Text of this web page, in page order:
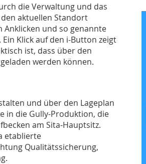
die Verwaltung und das
aktuellen Standort
und so genannte
Klick auf den i-Button zeigt
ist, dass über den
werden können.
und über den Lageplan
in die Gully-Produktion, die
am Sita-Hauptsitz.
etablierte
Qualitätssicherung,